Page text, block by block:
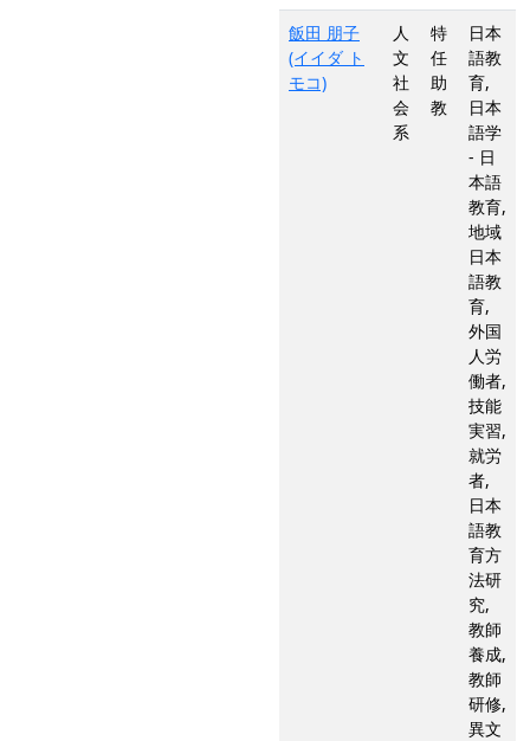
飯田 朋子
(イイダ ト
モコ)
人
文
社
会
系
特
任
助
教
日本
語教
育,
日本
語学
- 日
本語
教育,
地域
日本
語教
育,
外国
人労
働者,
技能
実習,
就労
者,
日本
語教
育方
法研
究,
教師
養成,
教師
研修,
異文